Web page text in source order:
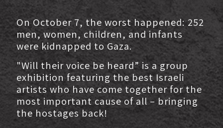
On October 7, the worst happened: 252
men, women, children, and infants
were kidnapped to Gaza.
"Will their voice be heard” is a group
exhibition featuring the best Israeli
artists who have come together for the
most important cause of all – bringing
the hostages back!